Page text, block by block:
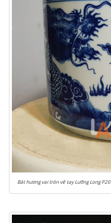
Bát hương vai tròn vẽ tay Lưỡng Long P20